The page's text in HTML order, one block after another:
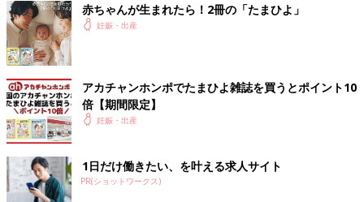
【専門家監修】傷病手当金は、働くママ
で、病気やけがで休んだり、つわりや切迫早産
や流産などのトラブルで休んだときにも支給さ
れます。どのようなものか、説明します。
高額になった医療費を援助する「高額療養費」
高額療養費は、同じ医療機関で支払った1カ月間（1日から月末ま
で単位で計算）の保険適用医療費が、所得に応じた自己負担限度
赤ちゃんが生まれたら！2冊の「たまひよ」
妊娠・出産
アカチャンホンポでたまひよ雑誌を買うとポイント10
倍【期間限定】
妊娠・出産
1日だけ働きたい、を叶える求人サイト
PR(ショットワークス)